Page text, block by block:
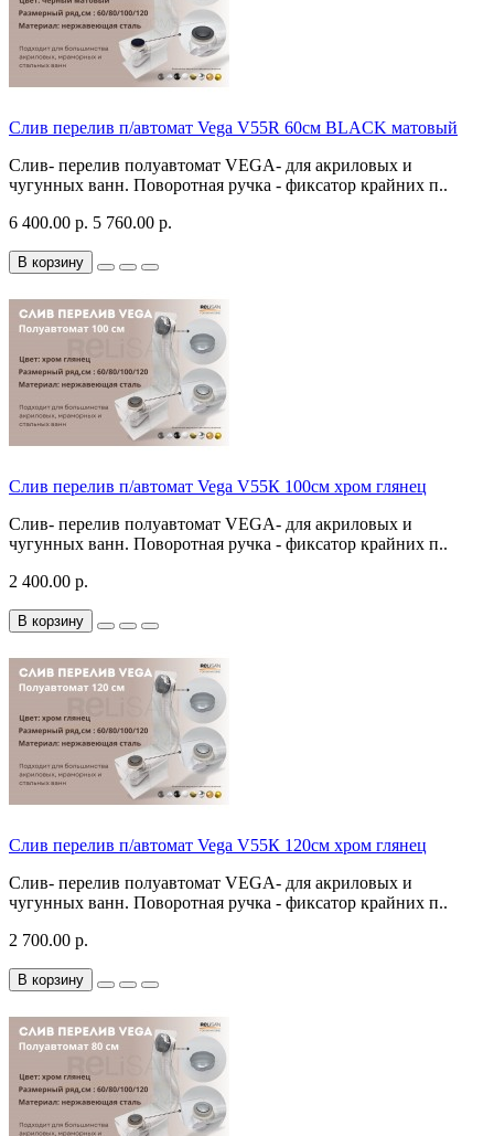
Слив перелив п/автомат Vega V55R 60см BLACK матовый
Слив- перелив полуавтомат VEGA- для акриловых и
чугунных ванн. Поворотная ручка - фиксатор крайних п..
6 400.00 р. 5 760.00 р.
В корзину
Слив перелив п/автомат Vega V55К 100см хром глянец
Слив- перелив полуавтомат VEGA- для акриловых и
чугунных ванн. Поворотная ручка - фиксатор крайних п..
2 400.00 р.
В корзину
Слив перелив п/автомат Vega V55К 120см хром глянец
Слив- перелив полуавтомат VEGA- для акриловых и
чугунных ванн. Поворотная ручка - фиксатор крайних п..
2 700.00 р.
В корзину